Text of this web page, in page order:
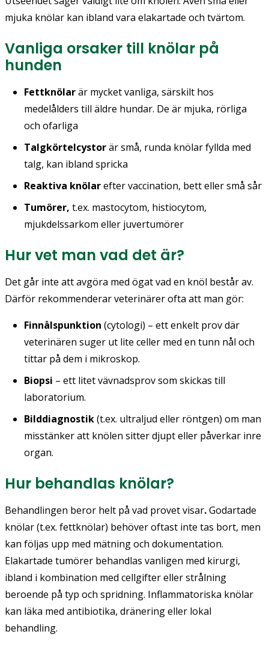
mjuka knölar kan ibland vara elakartade och tvärtom.
Vanliga orsaker till knölar på
hunden
Fettknölarär mycket vanliga, särskilt hos
medelålders till äldre hundar. De är mjuka, rörliga
och ofarliga
Talgkörtelcystorär små, runda knölar fyllda med
talg, kan ibland spricka
Reaktiva knölarefter vaccination, bett eller små sår
Tumörer, t.ex. mastocytom, histiocytom,
mjukdelssarkom eller juvertumörer
Hur vet man vad det är?
Det går inte att avgöra med ögat vad en knöl består av.
Därför rekommenderar veterinärer ofta att man gör:
Finnålspunktion (cytologi) – ett enkelt prov där
veterinären suger ut lite celler med en tunn nål och
tittar på dem i mikroskop.
Biopsi – ett litet vävnadsprov som skickas till
laboratorium.
Bilddiagnostik(t.ex. ultraljud eller röntgen) om man
misstänker att knölen sitter djupt eller påverkar inre
organ.
Hur behandlas knölar?
Behandlingen beror helt på vad provet visar.Godartade
knölar (t.ex. fettknölar) behöver oftast inte tas bort, men
kan följas upp med mätning och dokumentation.
Elakartade tumörer behandlas vanligen med kirurgi,
ibland i kombination med cellgifter eller strålning
beroende på typ och spridning. Inflammatoriska knölar
kan läka med antibiotika, dränering eller lokal
behandling.